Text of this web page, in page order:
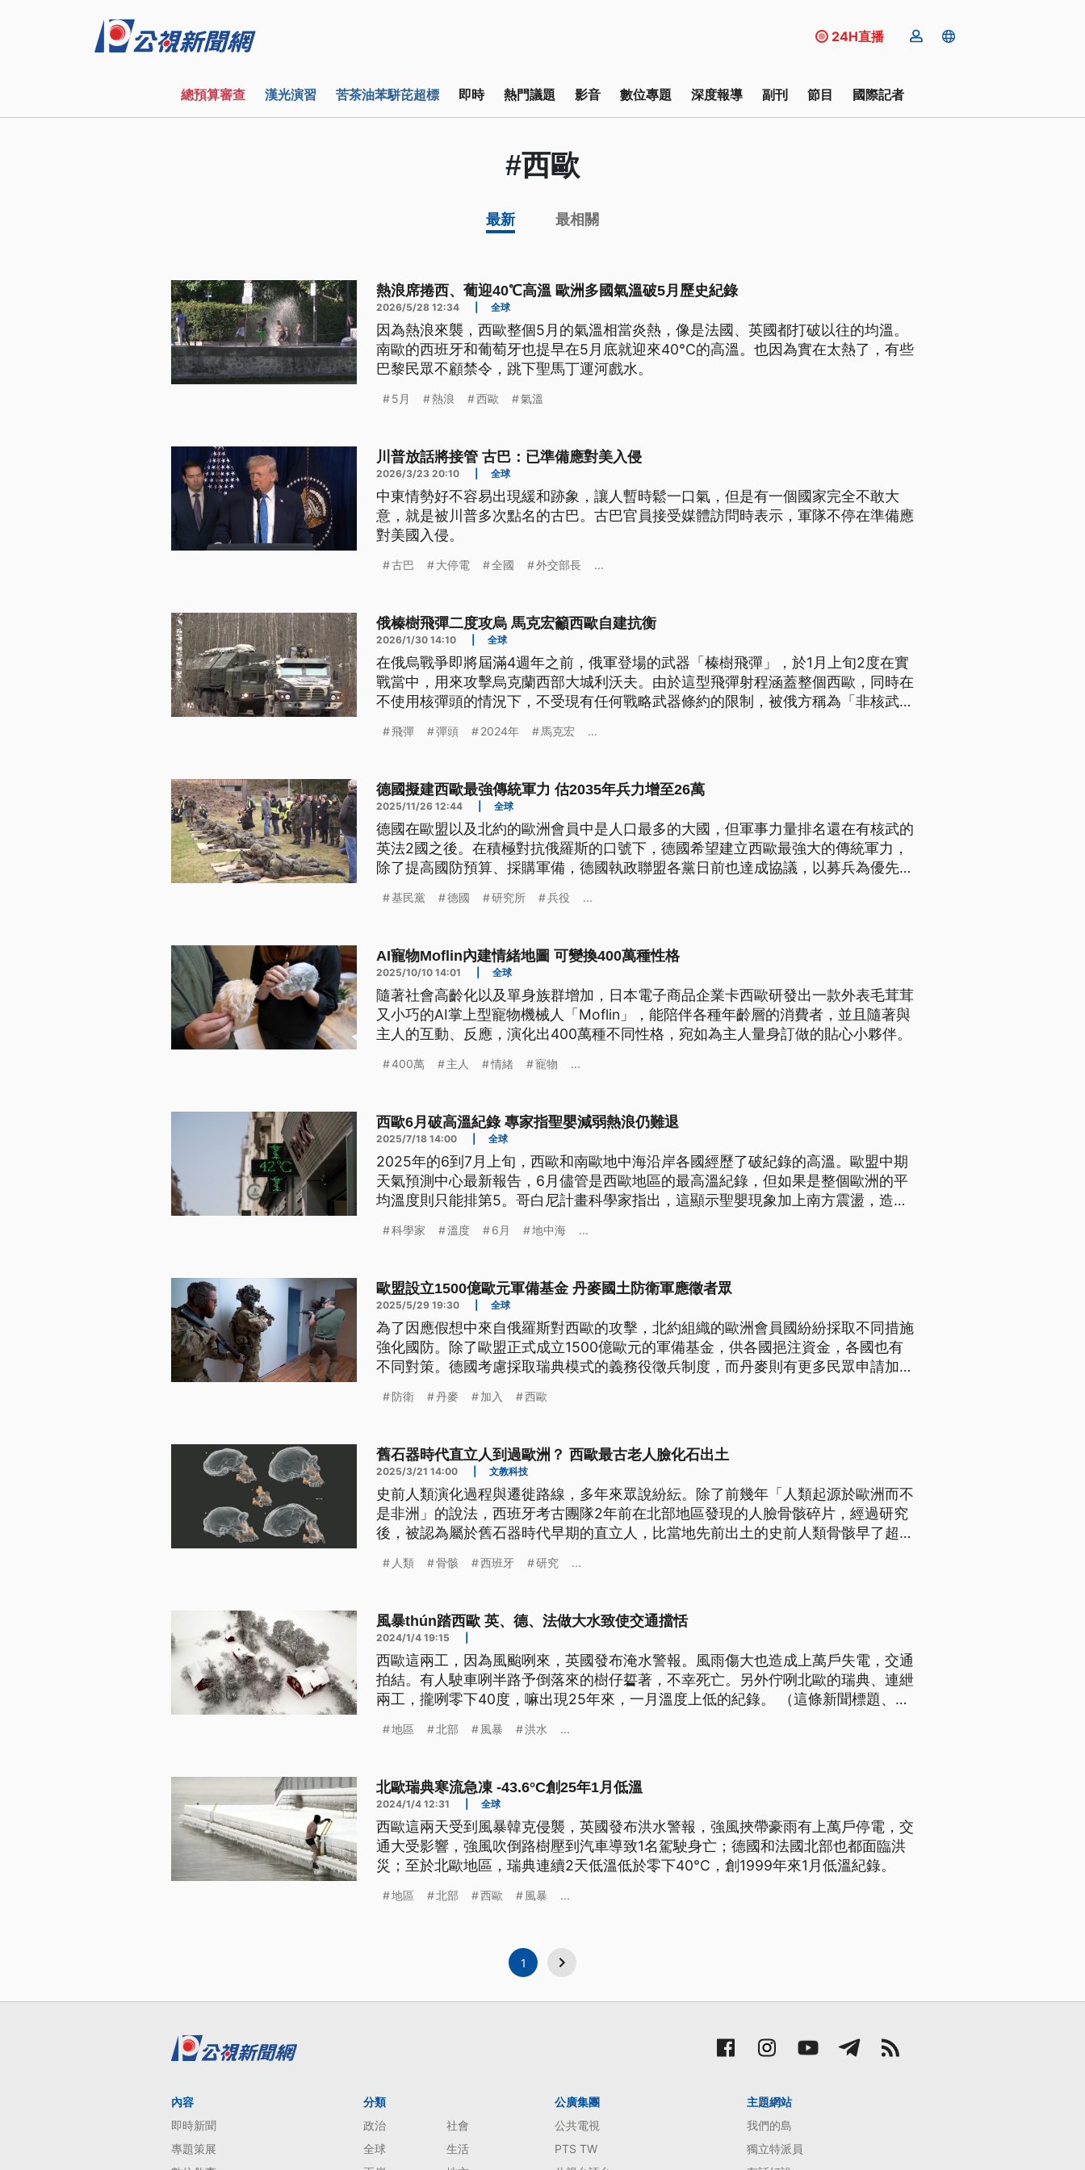
24H直播
總預算審查 漢光演習 苦茶油苯駢芘超標 即時 熱門議題 影音 數位專題 深度報導 副刊 節目 國際記者
#西歐
最新 最相關
熱浪席捲西、葡迎40℃高溫 歐洲多國氣溫破5月歷史紀錄
2026/5/28 12:34 全球
因為熱浪來襲，西歐整個5月的氣溫相當炎熱，像是法國、英國都打破以往的均溫。
南歐的西班牙和葡萄牙也提早在5月底就迎來40°C的高溫。也因為實在太熱了，有些
巴黎民眾不顧禁令，跳下聖馬丁運河戲水。
5月 熱浪 西歐 氣溫
川普放話將接管 古巴：已準備應對美入侵
2026/3/23 20:10 全球
中東情勢好不容易出現緩和跡象，讓人暫時鬆一口氣，但是有一個國家完全不敢大
意，就是被川普多次點名的古巴。古巴官員接受媒體訪問時表示，軍隊不停在準備應
對美國入侵。
古巴 大停電 全國 外交部長 ...
俄榛樹飛彈二度攻烏 馬克宏籲西歐自建抗衡
2026/1/30 14:10 全球
在俄烏戰爭即將屆滿4週年之前，俄軍登場的武器「榛樹飛彈」，於1月上旬2度在實
戰當中，用來攻擊烏克蘭西部大城利沃夫。由於這型飛彈射程涵蓋整個西歐，同時在
不使用核彈頭的情況下，不受現有任何戰略武器條約的限制，被俄方稱為「非核武的
須有自己的榛樹飛彈，否則未來將無法與俄羅斯抗衡。
飛彈 彈頭 2024年 馬克宏 ...
德國擬建西歐最強傳統軍力 估2035年兵力增至26萬
2025/11/26 12:44 全球
德國在歐盟以及北約的歐洲會員中是人口最多的大國，但軍事力量排名還在有核武的
英法2國之後。在積極對抗俄羅斯的口號下，德國希望建立西歐最強大的傳統軍力，
除了提高國防預算、採購軍備，德國執政聯盟各黨日前也達成協議，以募兵為優先，
增20萬預備役。
基民黨 德國 研究所 兵役 ...
AI寵物Moflin內建情緒地圖 可變換400萬種性格
2025/10/10 14:01 全球
隨著社會高齡化以及單身族群增加，日本電子商品企業卡西歐研發出一款外表毛茸茸
又小巧的AI掌上型寵物機械人「Moflin」，能陪伴各種年齡層的消費者，並且隨著與
主人的互動、反應，演化出400萬種不同性格，宛如為主人量身訂做的貼心小夥伴。
400萬 主人 情緒 寵物 ...
西歐6月破高溫紀錄 專家指聖嬰減弱熱浪仍難退
2025/7/18 14:00 全球
2025年的6到7月上旬，西歐和南歐地中海沿岸各國經歷了破紀錄的高溫。歐盟中期
天氣預測中心最新報告，6月儘管是西歐地區的最高溫紀錄，但如果是整個歐洲的平
均溫度則只能排第5。哥白尼計畫科學家指出，這顯示聖嬰現象加上南方震盪，造成
科學家 溫度 6月 地中海 ...
歐盟設立1500億歐元軍備基金 丹麥國土防衛軍應徵者眾
2025/5/29 19:30 全球
為了因應假想中來自俄羅斯對西歐的攻擊，北約組織的歐洲會員國紛紛採取不同措施
強化國防。除了歐盟正式成立1500億歐元的軍備基金，供各國挹注資金，各國也有
不同對策。德國考慮採取瑞典模式的義務役徵兵制度，而丹麥則有更多民眾申請加入
防衛 丹麥 加入 西歐
舊石器時代直立人到過歐洲？ 西歐最古老人臉化石出土
2025/3/21 14:00 文教科技
史前人類演化過程與遷徙路線，多年來眾說紛紜。除了前幾年「人類起源於歐洲而不
是非洲」的說法，西班牙考古團隊2年前在北部地區發現的人臉骨骸碎片，經過研究
後，被認為屬於舊石器時代早期的直立人，比當地先前出土的史前人類骨骸早了超過
人類 骨骸 西班牙 研究 ...
風暴thún踏西歐 英、德、法做大水致使交通擋恬
2024/1/4 19:15
西歐這兩工，因為風颱咧來，英國發布淹水警報。風雨傷大也造成上萬戶失電，交通
拍結。有人駛車咧半路予倒落來的樹仔硩著，不幸死亡。另外佇咧北歐的瑞典、連紲
兩工，攏咧零下40度，嘛出現25年來，一月溫度上低的紀錄。 （這條新聞標題、前
地區 北部 風暴 洪水 ...
北歐瑞典寒流急凍 -43.6°C創25年1月低溫
2024/1/4 12:31 全球
西歐這兩天受到風暴韓克侵襲，英國發布洪水警報，強風挾帶豪雨有上萬戶停電，交
通大受影響，強風吹倒路樹壓到汽車導致1名駕駛身亡；德國和法國北部也都面臨洪
災；至於北歐地區，瑞典連續2天低溫低於零下40°C，創1999年來1月低溫紀錄。
地區 北部 西歐 風暴 ...
1
內容
即時新聞
專題策展
分類
政治
社會
全球
生活
公廣集團
公共電視
PTS TW
主題網站
我們的島
獨立特派員